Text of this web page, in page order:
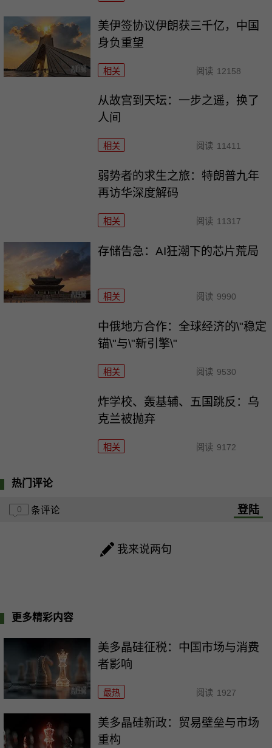
美伊签协议伊朗获三千亿，中国
身负重望
相关 阅读 12158
从故宫到天坛：一步之遥，换了
人间
相关 阅读 11411
弱势者的求生之旅：特朗普九年
再访华深度解码
相关 阅读 11317
存储告急：AI狂潮下的芯片荒局
相关 阅读 9990
中俄地方合作：全球经济的\"稳定
锚\"与\"新引擎\"
相关 阅读 9530
炸学校、轰基辅、五国跳反：乌
克兰被抛弃
相关 阅读 9172
热门评论
0 条评论 登陆
我来说两句
更多精彩内容
美多晶硅征税：中国市场与消费
者影响
最热 阅读 1927
美多晶硅新政：贸易壁垒与市场
重构